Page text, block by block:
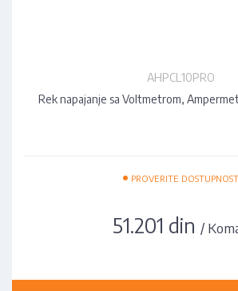
AHPCL10PRO
Rek napajanje sa Voltmetrom,
• PROVERITE DOSTUPNOST
51.201 din /